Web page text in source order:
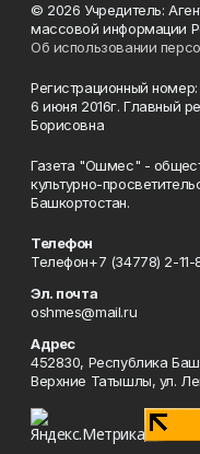
© 2026 Учредитель:
массовой информации
Об использовании
Регистрационный
6 июня 2016г. Главный
Борисовна
Газета "Ошмес" -
культурно-
Башкортостан.
Телефон
Телефон+7 (34778) 2-11-
Эл. почта
oshmes@mail.ru
Адрес
452830, Республика
Верхние Татышлы, ул.